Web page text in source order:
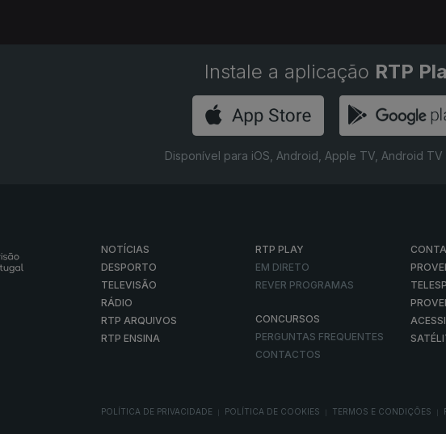
Instale a aplicação RTP
Disponível para iOS, Android, Apple TV, Android TV
NOTÍCIAS
DESPORTO
TELEVISÃO
RÁDIO
RTP ARQUIVOS
RTP ENSINA
RTP PLAY
EM DIRETO
REVER PROGRAMAS
CONCURSOS
PERGUNTAS FREQUENTES
CONTACTOS
POLÍTICA DE PRIVACIDADE POLÍTICA DE COOKIES TERMOS E CONDIÇÕES